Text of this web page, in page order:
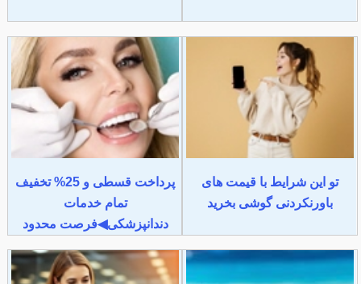
تو این شرایط با قیمت های
باورنکردنی گوشی بخرید
پرداخت قسطی و 25% تخفیف
تمام خدمات
دندانپزشکی◀فرصت محدود